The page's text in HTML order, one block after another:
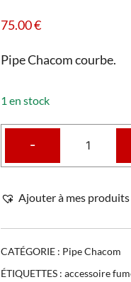
75.00€
Pipe Chacom courbe.
1 en stock
-
Ajouter à mes
CATÉGORIE : Pipe Chacom
ÉTIQUETTES : accessoire